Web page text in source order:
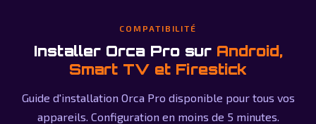
COMPATIBILITÉ
Installer Orca Pro sur Android,
Smart TV et Firestick
Guide d'installation Orca Pro disponible pour tous vos
appareils. Configuration en moins de 5 minutes.